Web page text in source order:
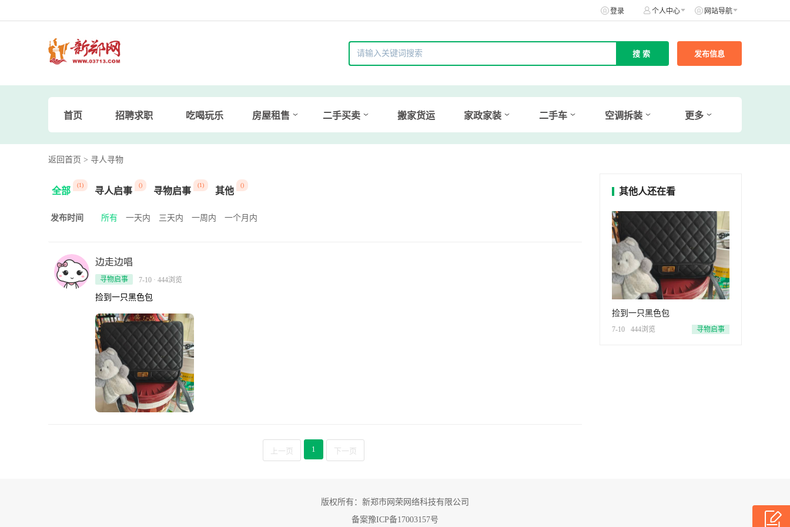
登录 个人中心 网站导航
发布信息
首页 招聘求职 吃喝玩乐 房屋租售 二手买卖 搬家货运 家政家装 二手车 空调拆装 更多
返回首页 > 寻人寻物
全部
(1)
寻人启事
()
寻物启事
(1)
其他
()
发布时间 所有 一天内 三天内 一周内 一个月内
边走边唱
寻物启事 7-10 · 444浏览
捡到一只黑色包
上一页 1 下一页
其他人还在看
捡到一只黑色包
7-10 444浏览 寻物启事
版权所有：新郑市网荣网络科技有限公司
备案豫ICP备17003157号